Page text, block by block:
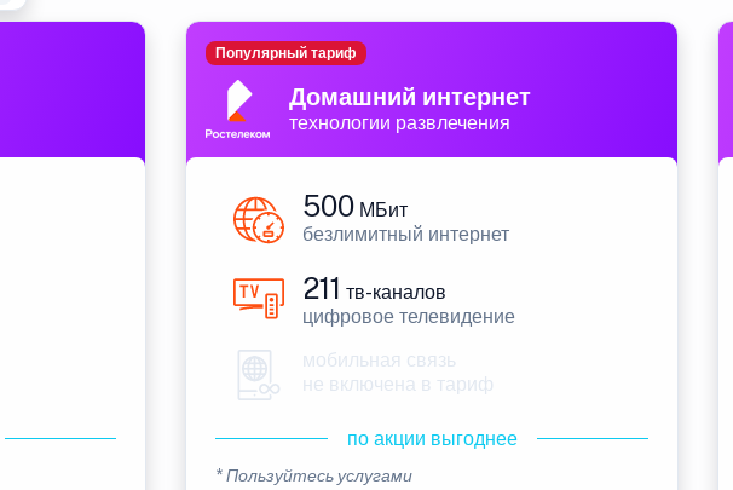
Домашний интернет
технологии развлечения
Популярный тариф
500 МБит
безлимитный интернет
211 тв-каналов
цифровое телевидение
мобильная связь
не включена в тариф
по акции выгоднее
* Пользуйтесь услугами